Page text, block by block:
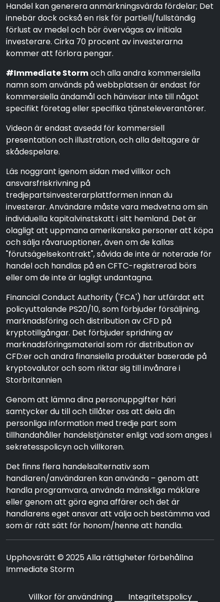
Handel kan generera anmärkningsvärda fördelar; Det
innebär dock också en risk för partiell/fullständig
förlust av medel och bör övervägas av initiala
investerare. Cirka 70 procent av investerarna
kommer att förlora pengar.
#Immediate Stormoch alla andra kommersiella
namn som används på webbplatsen är endast för
kommersiella ändamål och hänvisar inte till något
specifikt företag eller specifika tjänsteleverantörer.
Videon är endast avsedd för kommersiell
presentation och illustration, och alla deltagare är
skådespelare.
Läs noggrant igenom sidan med villkor och
ansvarsfriskrivning på
tredjepartsinvesterarplattformen innan du
investerar. Användare måste vara medvetna om sin
individuella kapitalvinstskatt i sitt hemland. Det är
olagligt att uppmana amerikanska personer att köpa
och sälja råvaruoptioner, även om de kallas
"förutsägelsekontrakt", såvida de inte är noterade för
handel och handlas på en CFTC-registrerad börs
eller om de inte är lagligt undantagna.
Financial Conduct Authority ('FCA') har utfärdat ett
policyuttalande PS20/10, som förbjuder försäljning,
marknadsföring och distribution av CFD på
kryptotillgångar. Det förbjuder spridning av
marknadsföringsmaterial som rör distribution av
CFD:er och andra finansiella produkter baserade på
kryptovalutor och som riktar sig till invånare i
Storbritannien
Genom att lämna dina personuppgifter häri
samtycker du till och tillåter oss att dela din
personliga information med tredje part som
tillhandahåller handelstjänster enligt vad som anges i
sekretesspolicyn och villkoren.
Det finns flera handelsalternativ som
handlaren/användaren kan använda – genom att
handla programvara, använda mänskliga mäklare
eller genom att göra egna affärer och det är
handlarens eget ansvar att välja och bestämma vad
som är rätt sätt för honom/henne att handla.
Upphovsrätt © 2025 Alla rättigheter förbehållna
Immediate Storm
Villkor för användning Integritetspolicy